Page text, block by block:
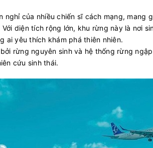
nghỉ của nhiều chiến sĩ cách mạng, mang
Với diện tích rộng lớn, khu rừng này là nơi
ai yêu thích khám phá thiên nhiên.
rừng nguyên sinh và hệ thống rừng
cứu sinh thái.